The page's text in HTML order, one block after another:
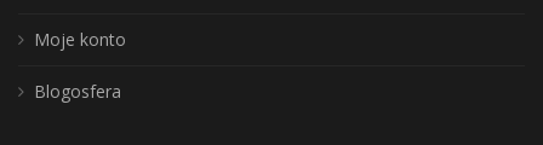
Moje konto
Blogosfera